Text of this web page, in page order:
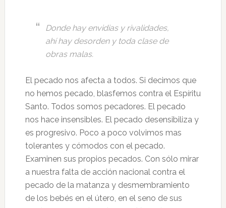
Donde hay envidias y rivalidades,
ahí hay desorden y toda clase de
obras malas.
El pecado nos afecta a todos. Si decimos que
no hemos pecado, blasfemos contra el Espíritu
Santo. Todos somos pecadores. El pecado
nos hace insensibles. El pecado desensibiliza y
es progresivo. Poco a poco volvimos mas
tolerantes y cómodos con el pecado.
Examinen sus propios pecados. Con sólo mirar
a nuestra falta de acción nacional contra el
pecado de la matanza y desmembramiento
de los bebés en el útero, en el seno de sus